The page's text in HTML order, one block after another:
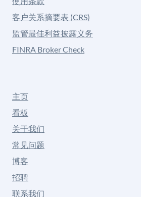
客户关系摘要表 (CRS)
监管最佳利益披露义务
FINRA Broker Check
主页
看板
关于我们
常见问题
博客
招聘
联系我们